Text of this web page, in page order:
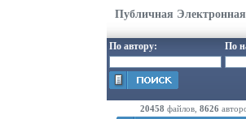
Публичная
По автору: По
20458 файлов, 8626